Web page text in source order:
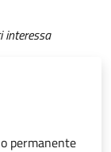
interessa
permanente